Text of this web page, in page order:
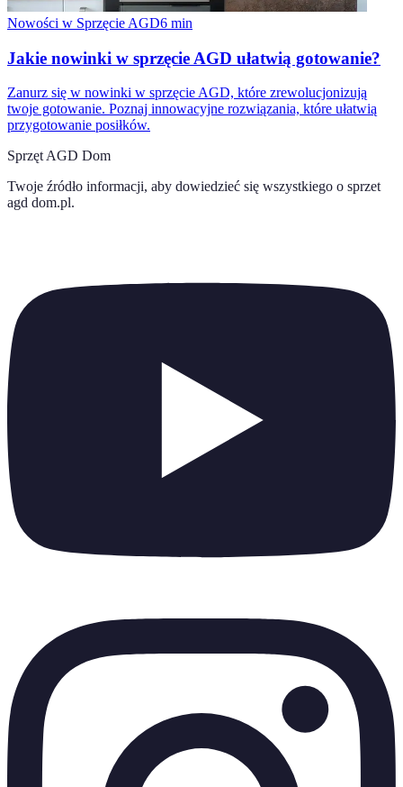
Nowości w Sprzęcie AGD6 min
Jakie nowinki w sprzęcie AGD ułatwią gotowanie?
Zanurz się w nowinki w sprzęcie AGD, które zrewolucjonizują
twoje gotowanie. Poznaj innowacyjne rozwiązania, które ułatwią
przygotowanie posiłków.
Sprzęt AGD Dom
Twoje źródło informacji, aby dowiedzieć się wszystkiego o sprzet
agd dom.pl.